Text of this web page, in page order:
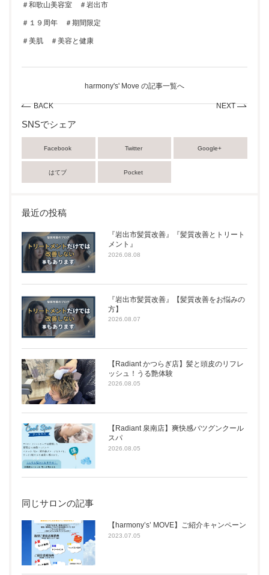
＃和歌山美容室 ＃岩出市
＃１９周年 ＃期間限定
＃美肌 ＃美容と健康
BACK
harmony's' Move の記事一覧へ
NEXT
SNSでシェア
Facebook Twitter Google+
はてブ Pocket
最近の投稿
『岩出市髪質改善』『髪質改善とトリート
メント』
2026.08.08
『岩出市髪質改善』【髪質改善をお悩みの
方】
2026.08.07
【Radiant かつらぎ店】髪と頭皮のリフレ
ッシュ！うる艶体験
2026.08.05
【Radiant 泉南店】爽快感バツグンクール
スパ
2026.08.05
同じサロンの記事
【harmony’s’ MOVE】ご紹介キャンペーン
2023.07.05